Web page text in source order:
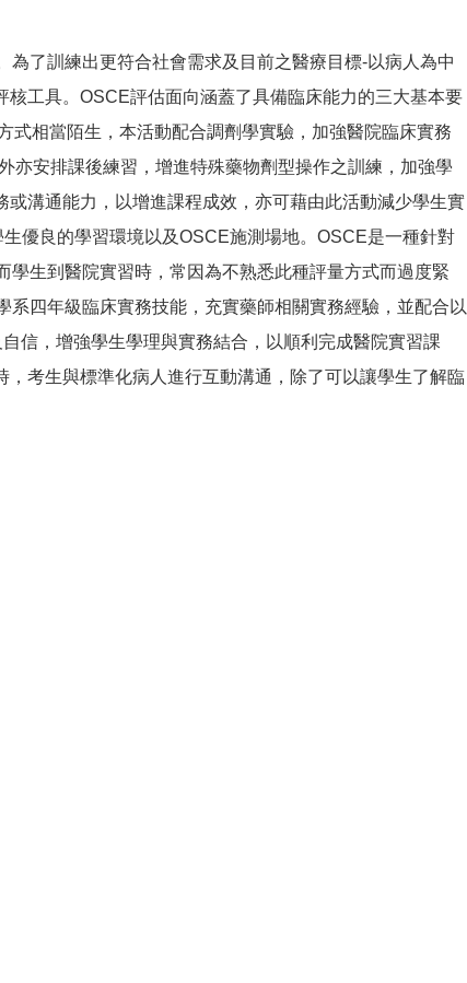
了訓練出更符合社會需求及目前之醫療目標-以病人為中
工具。OSCE評估面向涵蓋了具備臨床能力的三大基本要
相當陌生，本活動配合調劑學實驗，加強醫院臨床實務
亦安排課後練習，增進特殊藥物劑型操作之訓練，加強學
溝通能力，以增進課程成效，亦可藉由此活動減少學生實
優良的學習環境以及OSCE施測場地。OSCE是一種針對
生到醫院實習時，常因為不熟悉此種評量方式而過度緊
四年級臨床實務技能，充實藥師相關實務經驗，並配合以
信，增強學生學理與實務結合，以順利完成醫院實習課
考生與標準化病人進行互動溝通，除了可以讓學生了解臨